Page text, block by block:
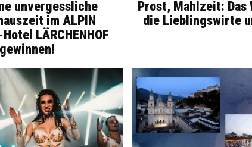
unvergessliche
im ALPIN
LÄRCHENHOF
gewinnen!
Prost, Mahlzeit: Das
die Lieblingswirte